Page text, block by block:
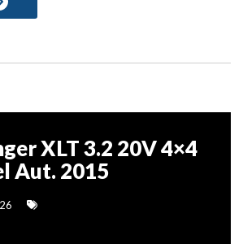
XLT 3.2 20V 4×4
Aut. 2015